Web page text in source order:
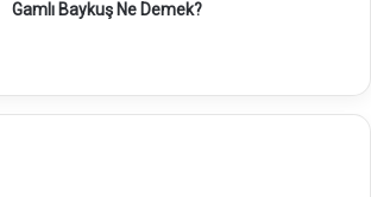
Gamlı Baykuş Ne Demek?